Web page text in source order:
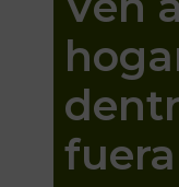
fuera